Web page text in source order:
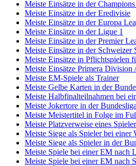
Meiste Einsätze in der
Meiste Einsätze in der Eredivisie
Meiste Einsätze in der Europa
Meiste Einsätze in der Ligue 1
Meiste Einsätze in der Premier
Meiste Einsätze in der Schweizer
Meiste Einsätze in Pflichtspielen
Meiste Einsätze Primera Division
Meiste EM-Spiele als Trainer
Meiste Gelbe Karten in der
Meiste Halbfinalteilnahmen bei
Meiste Jokertore in der Bundesliga
Meiste Meistertitel in Folge im
Meiste Platzverweise eines
Meiste Siege als Spieler bei einer
Meiste Siege als Spieler in der
Meiste Spiele bei einer EM nach
Meiste Spiele bei einer EM nach